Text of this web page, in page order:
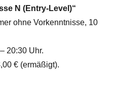
N (Entry-Level)“
ohne Vorkenntnisse, 10
20:30 Uhr.
€ (ermäßigt).